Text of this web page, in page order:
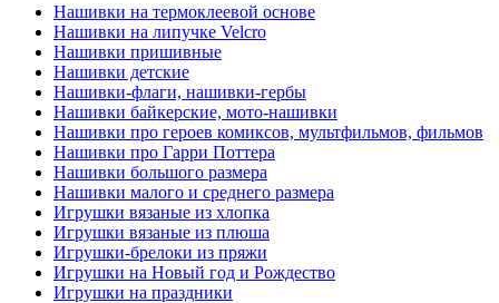
Нашивки на термоклеевой основе
Нашивки на липучке Velcro
Нашивки пришивные
Нашивки детские
Нашивки-флаги, нашивки-гербы
Нашивки байкерские, мото-нашивки
Нашивки про героев комиксов, мультфильмов, фильмов
Нашивки про Гарри Поттера
Нашивки большого размера
Нашивки малого и среднего размера
Игрушки вязаные из хлопка
Игрушки вязаные из плюша
Игрушки-брелоки из пряжи
Игрушки на Новый год и Рождество
Игрушки на праздники